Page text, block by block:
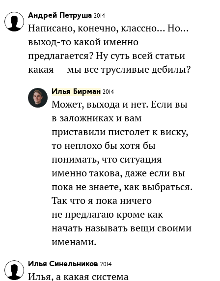
Андрей Петруша 2014
Написано, конечно, классно... Но...
выход-то какой именно
предлагается? Ну суть всей статьи
какая — мы все трусливые дебилы?
Илья Бирман 2014
Может, выхода и нет. Если вы
в заложниках и вам
приставили пистолет к виску,
то неплохо бы хотя бы
понимать, что ситуация
именно такова, даже если вы
пока не знаете, как выбраться.
Так что я пока ничего
не предлагаю кроме как
начать называть вещи своими
именами.
Илья Синельников 2014
Илья, а какая система